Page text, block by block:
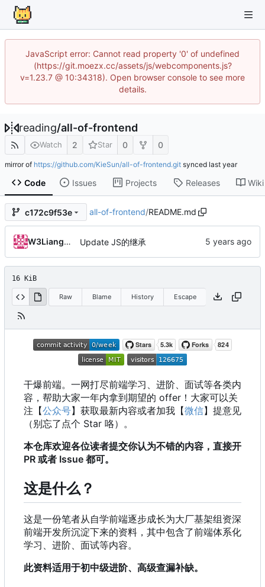
JavaScript error: Cannot read property '0' of undefined
(https://git.moezx.cc/assets/js/webcomponents.js?
v=1.23.7 @ 10:34318). Open browser console to see more
details.
reading/all-of-frontend
Watch 2 Star 0 0
mirror of https://github.com/KieSun/all-of-frontend.git synced
Code Issues Projects Releases Wiki
c172c9f53e all-of-frontend/README.md
W3LiangXN Update JS的继承
16 KiB
Raw Blame History Escape
干爆前端。一网打尽前端学习、进阶、面试等各类内
容，帮助大家一年内拿到期望的 offer ！ 大家可以关
注【公众号】获取最新内容或者加我【微信】提意见
（别忘了点个 Star 咯）。
本仓库欢迎各位读者提交你认为不错的内容，直接开
PR 或者 Issue 都可。
这是什么？
这是一份笔者从自学前端逐步成长为大厂基架组资深
前端开发所沉淀下来的资料，其中包含了前端体系化
学习、进阶、面试等内容。
此资料适用于初中级进阶、高级查漏补缺。